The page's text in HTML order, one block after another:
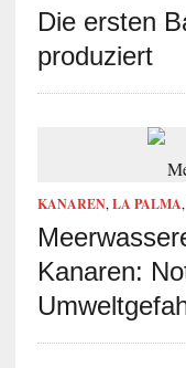
Die ersten
produziert
KANAREN,LA PALMA,
Kanaren: